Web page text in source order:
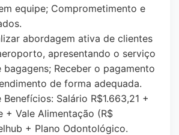
equipe; Comprometimento e
abordagem ativa de clientes
apresentando o serviço
Receber o pagamento
de forma adequada.
Benefícios: Salário R$1.663,21 +
+ Vale Alimentação (R$
+ Plano Odontológico.